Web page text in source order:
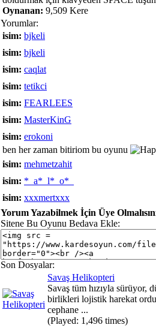
Oynanan: 9,509 Kere
Yorumlar:
isim: bjkeli
isim: bjkeli
isim: caqlat
isim: tetikci
isim: FEARLEES
isim: MasterKinG
isim: erokoni
ben her zaman bitiriom bu oyunu
isim: mehmetzahit
isim: *_a*_l*_o*_
isim: xxxmertxxx
Yorum Yazabilmek İçin Üye
Sitene Bu Oyunu Bedava Ekle:
Son Dosyalar:
Savaş Helikopteri
Savaş tüm hızıyla sürüyor,
birlikleri lojistik harekat
cephane ...
(Played: 1,496 times)